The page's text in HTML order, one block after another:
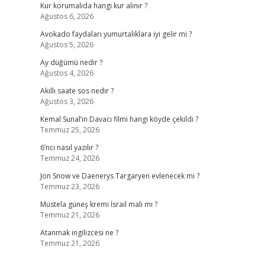
Kur korumalıda hangi kur alınır ?
Ağustos 6, 2026
Avokado faydaları yumurtalıklara iyi gelir mi ?
Ağustos 5, 2026
Ay düğümü nedir ?
Ağustos 4, 2026
Akıllı saate sos nedir ?
Ağustos 3, 2026
Kemal Sunal’ın Davacı filmi hangi köyde çekildi ?
Temmuz 25, 2026
6’ncı nasıl yazılır ?
Temmuz 24, 2026
Jon Snow ve Daenerys Targaryen evlenecek mi ?
Temmuz 23, 2026
Mustela güneş kremi İsrail malı mı ?
Temmuz 21, 2026
Atanmak ingilizcesi ne ?
Temmuz 21, 2026